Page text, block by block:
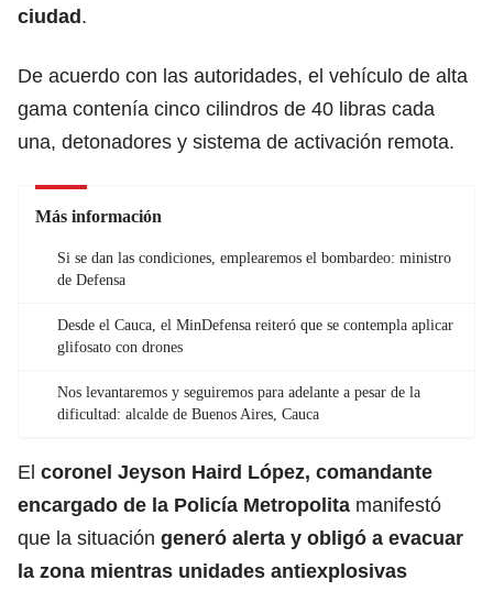
ciudad.
De acuerdo con las autoridades, el vehículo de alta
gama contenía cinco cilindros de 40 libras cada
una, detonadores y sistema de activación remota.
Más información
Si se dan las condiciones, emplearemos el bombardeo: ministro
de Defensa
Desde el Cauca, el MinDefensa reiteró que se contempla aplicar
glifosato con drones
Nos levantaremos y seguiremos para adelante a pesar de la
dificultad: alcalde de Buenos Aires, Cauca
El coronel Jeyson Haird López, comandante
encargado de la Policía Metropolita manifestó
que la situación generó alerta y obligó a evacuar
la zona mientras unidades antiexplosivas